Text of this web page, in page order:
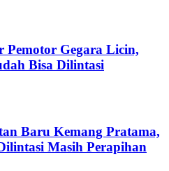
Pemotor Gegara Licin,
Bisa Dilintasi
Baru Kemang Pratama,
Masih Perapihan